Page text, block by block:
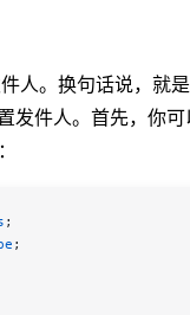
人。换句话说，就
发件人。首先，你可
;
;